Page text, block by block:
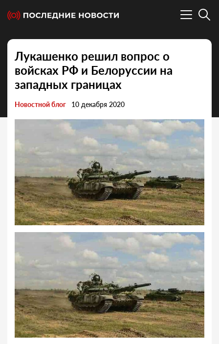
Лукашенко решил вопрос о
войсках РФ и Белоруссии на
западных границах
Новостной блог 10 декабря 2020